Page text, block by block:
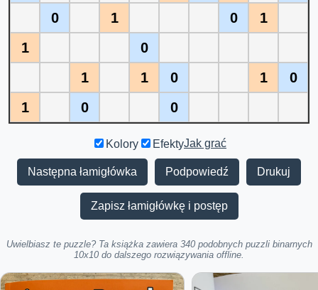
0
1 0
1
1
0
1
1 0 1
0
1
0 0
Kolory EfektyJak grać
Następna łamigłówka Podpowiedź Drukuj
Zapisz łamigłówkę i postęp
Uwielbiasz te puzzle? Ta książka zawiera 340 podobnych puzzli binarnych
10x10 do dalszego rozwiązywania offline.